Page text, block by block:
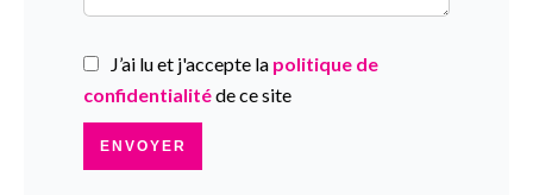
J’ai lu et j'accepte la politique de
confidentialitéde ce site
ENVOYER